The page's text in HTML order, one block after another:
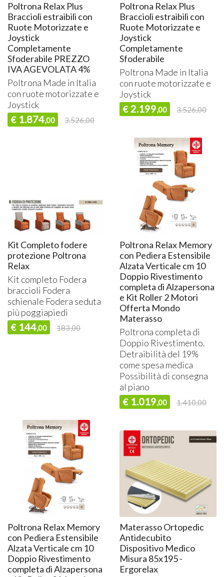
Poltrona Relax Plus
Braccioli estraibili con
Ruote Motorizzate e
Joystick
Completamente
Sfoderabile PREZZO
IVA AGEVOLATA 4%
Poltrona Made in Italia
con ruote motorizzate e
Joystick
€ 1.874,00 3.526,00
Poltrona Relax Plus
Braccioli estraibili con
Ruote Motorizzate e
Joystick
Completamente
Sfoderabile
Poltrona Made in Italia
con ruote motorizzate e
Joystick
€ 2.199,00 3.526,00
Kit Completo fodere
protezione Poltrona
Relax
Kit completo Fodera
braccioli Fodera
schienale Fodera seduta
più poggiapiedi
€ 144,00 183,00
Poltrona Relax Memory
con Pediera Estensibile
Alzata Verticale cm 10
Doppio Rivestimento
completa di Alzapersona
e Kit Roller 2 Motori
Offerta Mondo
Materasso
Poltrona completa di
Doppio Rivestimento.
Detraibilità del 19%
come spesa medica
Possibilità di consegna
al piano
€ 1.019,00 1.410,00
Poltrona Relax Memory
con Pediera Estensibile
Alzata Verticale cm 10
Doppio Rivestimento
completa di Alzapersona
Materasso Ortopedic
Antidecubito
Dispositivo Medico
Misura 85x195 -
Ergorelax